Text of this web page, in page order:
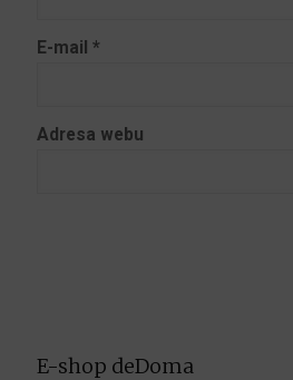
E-mail *
Adresa webu
E-shop deDoma